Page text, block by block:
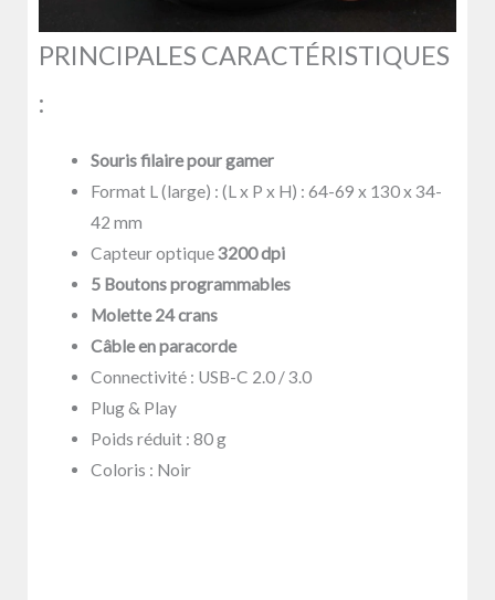
PRINCIPALES CARACTÉRISTIQUES
:
Souris filaire pour gamer
Format L (large) : (L x P x H) : 64-69 x 130 x 34-
42 mm
Capteur optique3200 dpi
5 Boutons programmables
Molette 24 crans
Câble en paracorde
Connectivité : USB-C 2.0 / 3.0
Plug & Play
Poids réduit : 80 g
Coloris : Noir